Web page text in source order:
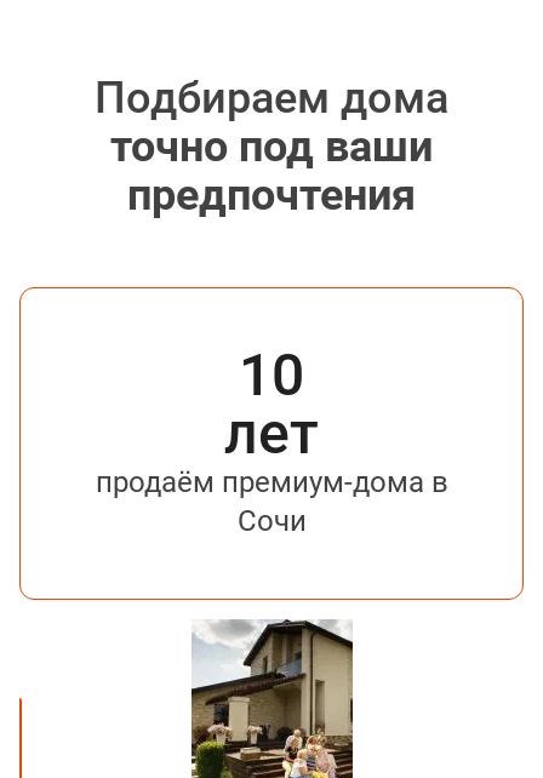
Подбираем дома
точно под ваши
предпочтения
10
лет
продаём премиум-дома в
Сочи